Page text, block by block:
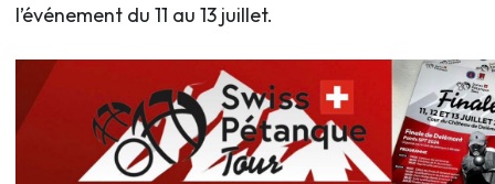
l’événement du 11 au 13 juillet.